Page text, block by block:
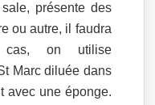
présente des
ou autre, il faudra
on utilise
Marc diluée dans
avec une éponge.